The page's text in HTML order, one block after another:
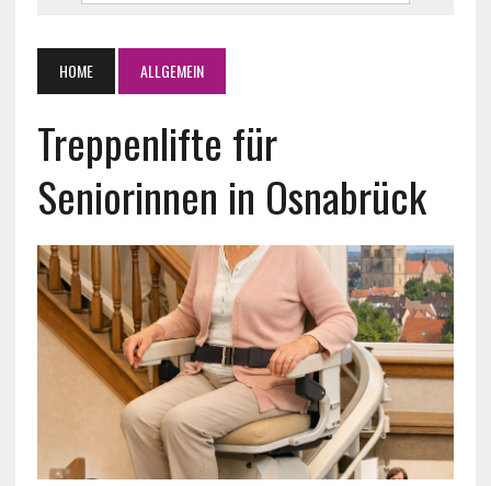
HOME ALLGEMEIN
Treppenlifte für
Seniorinnen in Osnabrück